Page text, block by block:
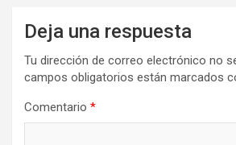
Deja una respuesta
Tu dirección de correo electrónico no
campos obligatorios están marcados
Comentario *